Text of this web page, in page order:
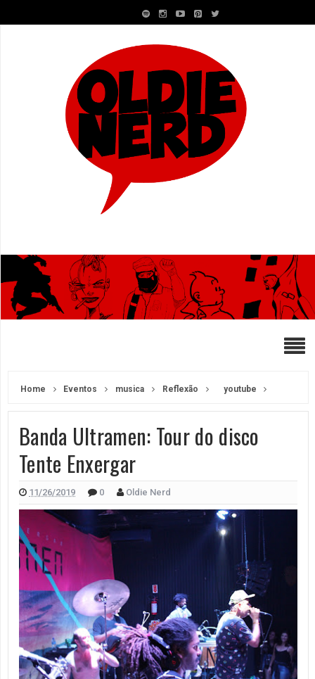
Home Eventos musica Reflexão youtube
Banda Ultramen: Tour do disco
Tente Enxergar
11/26/2019 0 Oldie Nerd